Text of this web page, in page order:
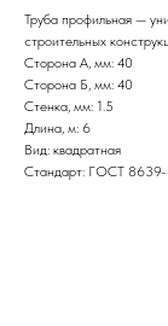
Труба профильная —
строительных
Сторона А, мм: 40
Сторона Б, мм: 40
Стенка, мм: 1.5
Длина, м: 6
Вид: квадратная
Стандарт: ГОСТ